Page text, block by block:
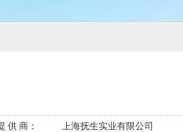
供 商： 上海抚生实业有限公司